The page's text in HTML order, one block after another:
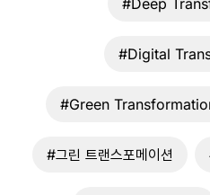
#Deep
#Digital
#Green
#그린 트랜스포메이션